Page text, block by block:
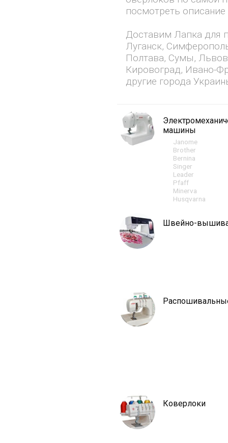
посмотреть
Доставим Лапка для
Луганск,
Полтава, Сумы,
Кировоград, Ивано-
другие города
машины
Janome
Brother
Bernina
Singer
Leader
Pfaff
Minerva
Husqvarna
Швейно-
Коверлоки